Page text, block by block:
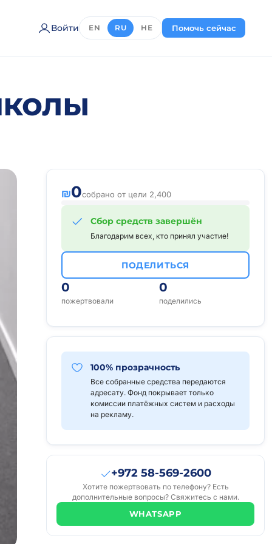
Войти EN RU HE Помочь сейчас
₪0собрано от цели 2,400
Сбор средств завершён
Благодарим всех, кто принял участие!
ПОДЕЛИТЬСЯ
0
пожертвовали
0
поделились
100% прозрачность
Все собранные средства передаются
адресату. Фонд покрывает только
комиссии платёжных систем и расходы
на рекламу.
+972 58-569-2600
Хотите пожертвовать по телефону? Есть
дополнительные вопросы? Свяжитесь с нами.
WHATSAPP